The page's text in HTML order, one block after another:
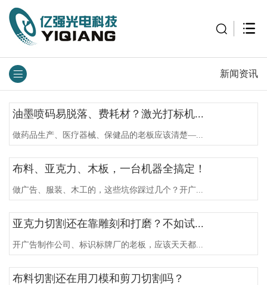
新闻资讯
油墨喷码易脱落、费耗材？激光打标机...
做药品生产、医疗器械、保健品的老板应该清楚—...
布料、亚克力、木板，一台机器全搞定！
做广告、服装、木工的，这些坑你踩过几个？开广...
亚克力切割还在靠雕刻和打磨？不如试...
开广告制作公司、标识标牌厂的老板，应该天天都...
布料切割还在用刀模和剪刀切割吗？